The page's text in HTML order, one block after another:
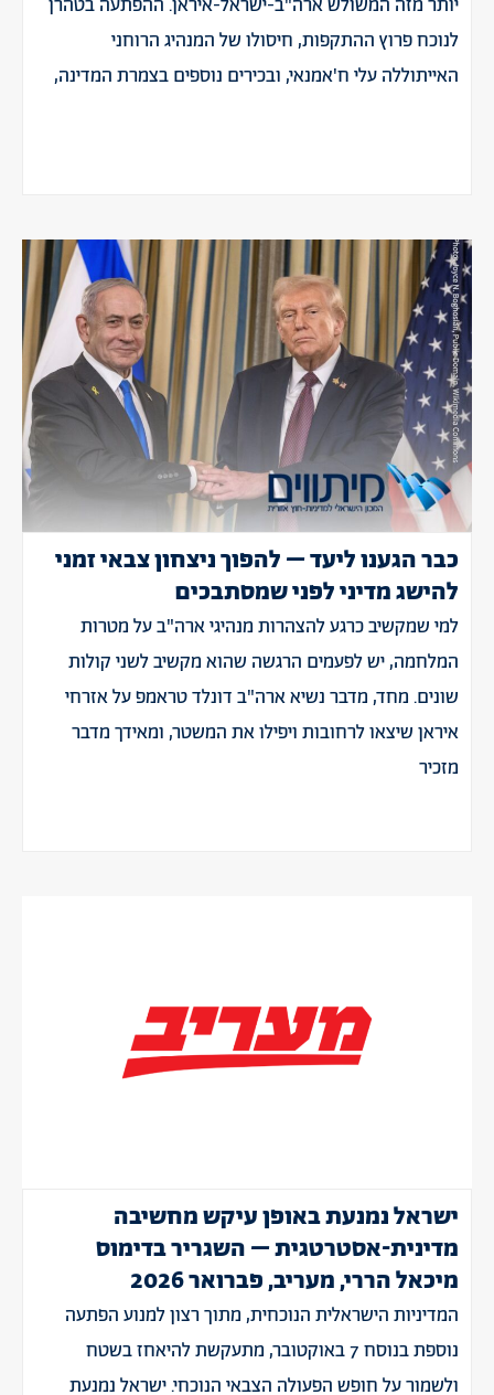
לנוכח פרוץ ההתקפות, חיסולו של המנהיג הרוחני
האייתוללה עלי ח'אמנאי, ובכירים נוספים בצמרת המדינה,
כבר הגענו ליעד – להפוך ניצחון צבאי זמני
להישג מדיני לפני שמסתבכים
למי שמקשיב כרגע להצהרות מנהיגי ארה"ב על מטרות
המלחמה, יש לפעמים הרגשה שהוא מקשיב לשני קולות
שונים. מחד, מדבר נשיא ארה"ב דונלד טראמפ על אזרחי
איראן שיצאו לרחובות ויפילו את המשטר, ומאידך מדבר
מזכיר
ישראל נמנעת באופן עיקש מחשיבה
מדינית-אסטרטגית – השגריר בדימוס
מיכאל הררי, מעריב, פברואר 2026
המדיניות הישראלית הנוכחית, מתוך רצון למנוע הפתעה
נוספת בנוסח 7 באוקטובר, מתעקשת להיאחז בשטח
ולשמור על חופש הפעולה הצבאי הנוכחי. ישראל נמנעת